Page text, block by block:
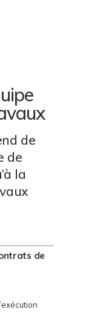
de
de
la
de